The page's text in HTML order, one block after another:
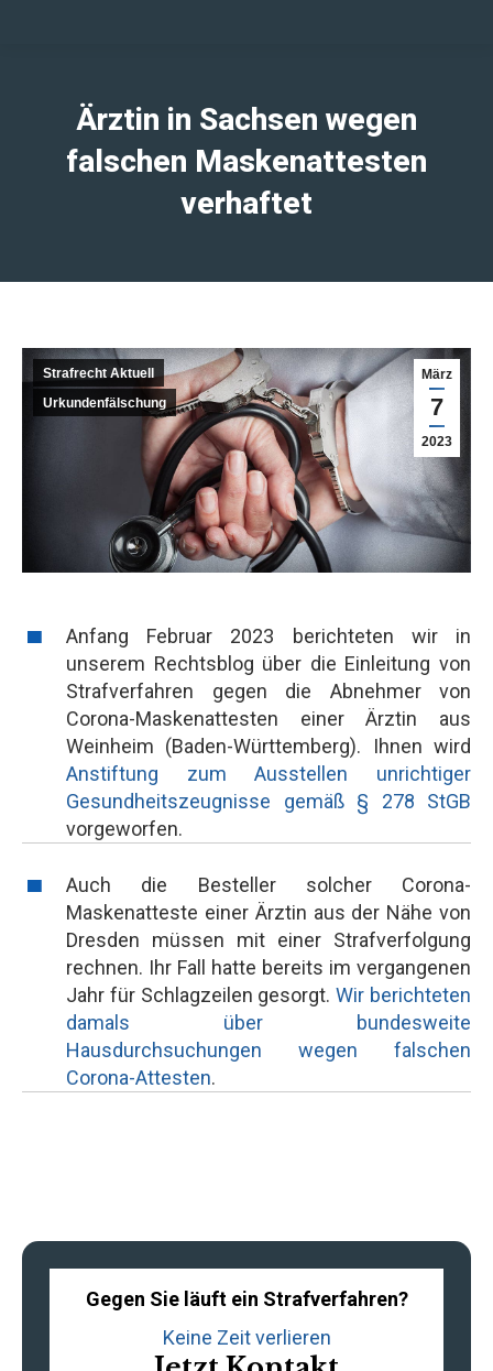
Ärztin in Sachsen wegen
falschen Maskenattesten
verhaftet
März
7
2023
Strafrecht Aktuell
Urkundenfälschung
Anfang Februar 2023 berichteten wir in
unserem Rechtsblog über die Einleitung von
Strafverfahren gegen die Abnehmer von
Corona-Maskenattesten einer Ärztin aus
Weinheim (Baden-Württemberg). Ihnen wird
Anstiftung zum Ausstellen unrichtiger
Gesundheitszeugnisse gemäß § 278 StGB
vorgeworfen.
Auch die Besteller solcher Corona-
Maskenatteste einer Ärztin aus der Nähe von
Dresden müssen mit einer Strafverfolgung
rechnen. Ihr Fall hatte bereits im vergangenen
Jahr für Schlagzeilen gesorgt.Wir berichteten
damals über bundesweite
Hausdurchsuchungen wegen falschen
Corona-Attesten.
Gegen Sie läuft ein Strafverfahren?
Keine Zeit verlieren